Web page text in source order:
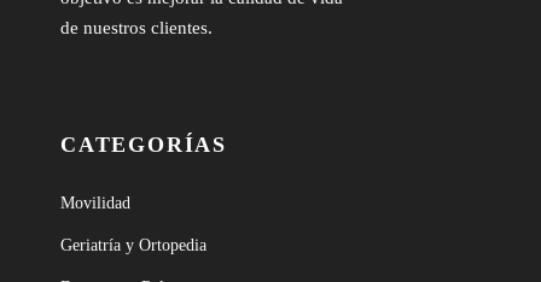
de nuestros clientes.
CATEGORÍAS
Movilidad
Geriatría y Ortopedia